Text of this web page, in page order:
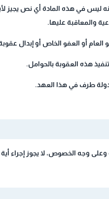
أنه ليس في هذه المادة أي نص
والمعاقبة عليها.
وعلى وجه الخصوص، لا يجوز إجراء